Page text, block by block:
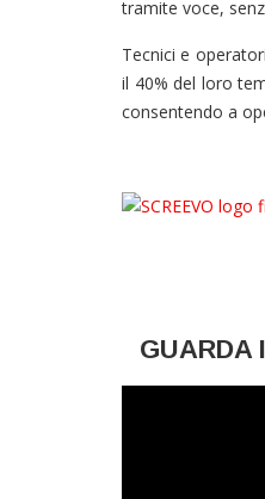
tramite voce,
Tecnici e
il 40% del loro
consentendo a
GUARDA